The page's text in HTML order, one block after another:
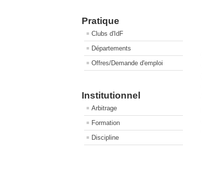
Pratique
Clubs d'IdF
Départements
Offres/Demande d'emploi
Institutionnel
Arbitrage
Formation
Discipline